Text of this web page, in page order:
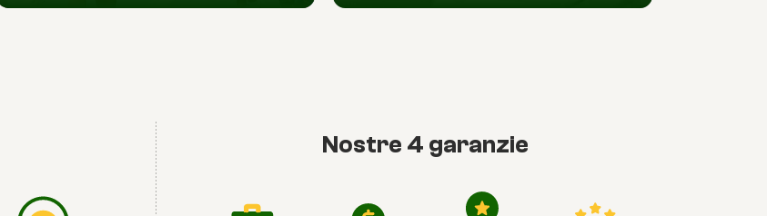
Nostre 4 garanzie